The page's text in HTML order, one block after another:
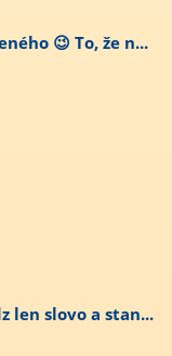
😉 To, že n...
len slovo a stan...